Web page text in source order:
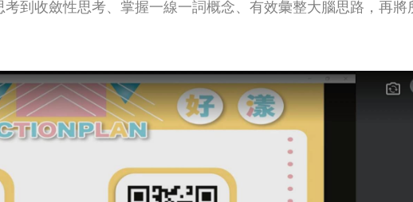
到收斂性思考、掌握一線一詞概念、有效彙整大腦思路，再將